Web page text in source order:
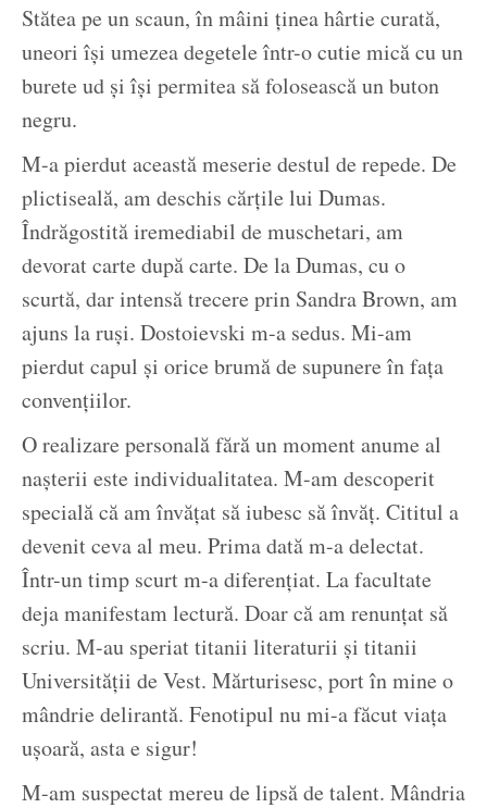
Stătea pe un scaun, în mâini ținea hârtie curată,
uneori își umezea degetele într-o cutie mică cu un
burete ud și își permitea să folosească un buton
negru.
M-a pierdut această meserie destul de repede. De
plictiseală, am deschis cărțile lui Dumas.
Îndrăgostită iremediabil de muschetari, am
devorat carte după carte. De la Dumas, cu o
scurtă, dar intensă trecere prin Sandra Brown, am
ajuns la ruși. Dostoievski m-a sedus. Mi-am
pierdut capul și orice brumă de supunere în fața
convențiilor.
O realizare personală fără un moment anume al
nașterii este individualitatea. M-am descoperit
specială că am învățat să iubesc să învăț. Cititul a
devenit ceva al meu. Prima dată m-a delectat.
Într-un timp scurt m-a diferențiat. La facultate
deja manifestam lectură. Doar că am renunțat să
scriu. M-au speriat titanii literaturii și titanii
Universității de Vest. Mărturisesc, port în mine o
mândrie delirantă. Fenotipul nu mi-a făcut viața
ușoară, asta e sigur!
M-am suspectat mereu de lipsă de talent. Mândria